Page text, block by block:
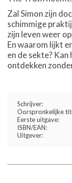
Zal Simon zijn
schimmige
zijn leven weer
En waarom lijkt
en de sekte?
ontdekken
Schrijver:
Oorspronkelijke
Eerste uitgave:
ISBN/EAN:
Uitgever: